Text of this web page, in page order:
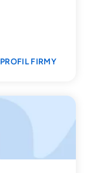
PROFIL FIRMY